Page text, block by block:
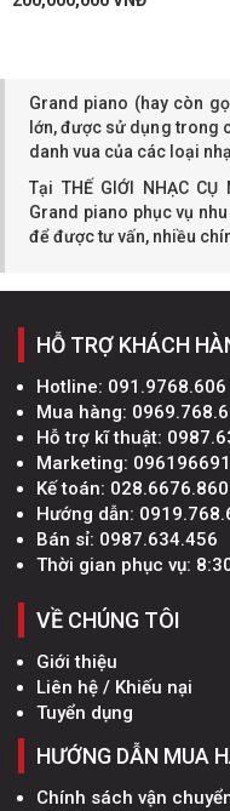
Grand piano (hay còn
lớn, được sử dụng trong
danh vua của các loại
Tại THẾ GIỚI NHẠC
Grand piano phục vụ
để được tư vấn, nhiều
HỖ TRỢ KHÁCH
Hotline: 091.9768.606
Mua hàng:
Hỗ trợ kĩ thuật:
Marketing:
Kế toán:
Hướng dẫn:
Bán sỉ: 0987.634.456
Thời gian phục vụ:
VỀ CHÚNG TÔI
Giới thiệu
Liên hệ / Khiếu nại
Tuyển dụng
HƯỚNG DẪN MUA
Chính sách vận